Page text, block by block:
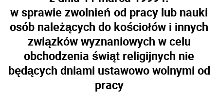
w sprawie zwolnień od pracy lub nauki
osób należących do kościołów i innych
związków wyznaniowych w celu
obchodzenia świąt religijnych nie
będących dniami ustawowo wolnymi od
pracy